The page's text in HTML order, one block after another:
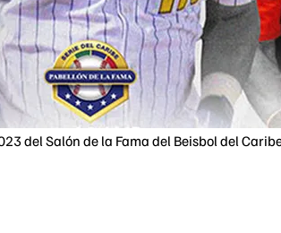
del Salón de la Fama del Beisbol del